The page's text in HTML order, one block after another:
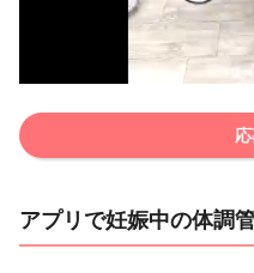
アプリで妊娠中の体調